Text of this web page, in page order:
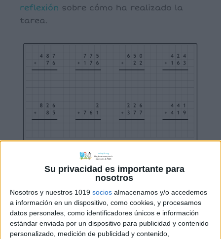
Su privacidad es importante para
nosotros
Nosotros y nuestros 1019 socios almacenamos y/o accedemos
a información en un dispositivo, como cookies, y procesamos
datos personales, como identificadores únicos e información
estándar enviada por un dispositivo para publicidad y contenido
personalizado, medición de publicidad y contenido,
reflexión sobre cómo ha realizado la
tarea.